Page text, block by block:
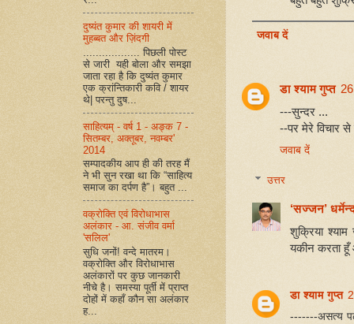
जवाब दें
डा श्याम गुप्त
---सुन्दर ...
--पर मेरे विचार से
जवाब दें
उत्तर
‘सज्जन’
शुक्रिया
यकीन करता हूँ
डा श्याम गुप्त
-------असत्य
दुष्यंत कुमार की शायरी में
मुहब्बत और ज़िंदगी
.................. पिछली पोस्ट
से जारी यही बोला और समझा
जाता रहा है कि दुष्यंत कुमार
एक क्रांन्तिकारी कवि / शायर
थे| परन्तु दुष...
साहित्यम् - वर्ष 1 - अङ्क 7 -
सितम्बर, अक्तूबर, नवम्बर'
2014
सम्पादकीय आप ही की तरह मैं
ने भी सुन रखा था कि “साहित्य
समाज का दर्पण है”। बहुत ...
वक्रोक्ति एवं विरोधाभास
अलंकार - आ. संजीव वर्मा
'सलिल'
सुधि जनों! वन्दे मातरम।
वक्रोक्ति और विरोधाभास
अलंकारों पर कुछ जानकारी
नीचे है। समस्या पूर्ती में प्राप्त
दोहों में कहाँ कौन सा अलंकार
ह...